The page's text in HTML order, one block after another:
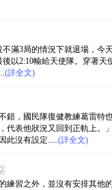
滿3局的情況下就退場，今
以2:10輸給天使隊。穿著
(詳全文)
錯，國民隊復健教練葛雷特
代表他狀況又回到正軌上。
此沒有設定.....(詳全文)
練習之外，並沒有安排其他